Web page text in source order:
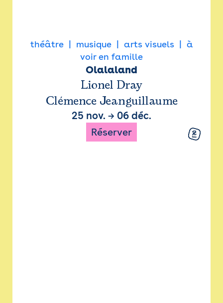
théâtre musique arts visuels
à
voir en famille
Olalaland
Lionel Dray
Clémence Jeanguillaume
25 nov. → 06 déc.
Réserver